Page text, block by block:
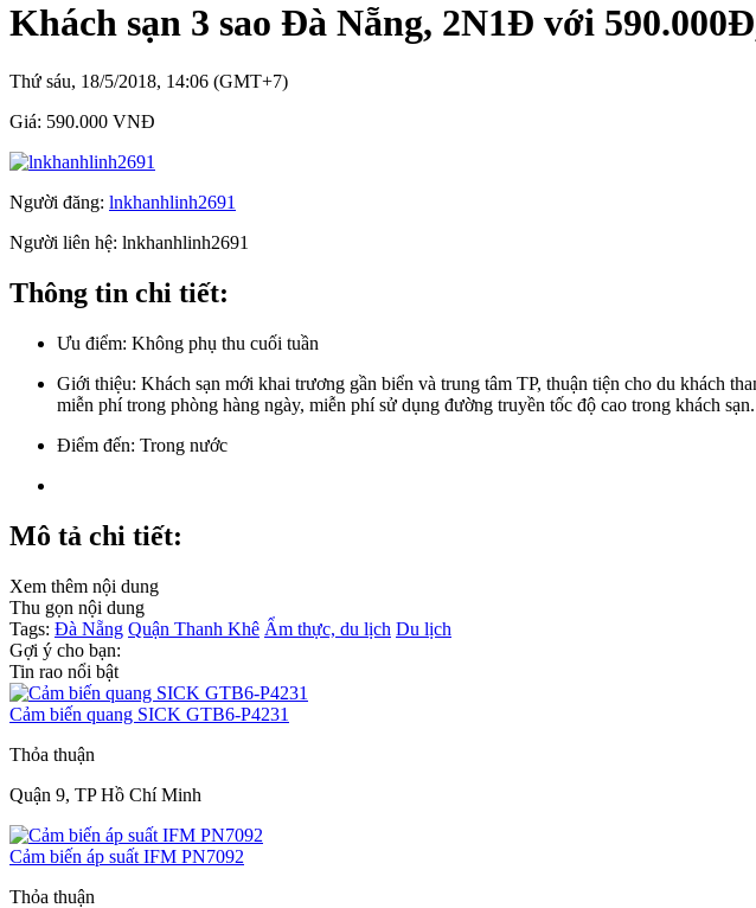
Khách sạn 3 sao Đà Nẵng, 2N1Đ với
Thứ sáu, 18/5/2018, 14:06 (GMT+7)
Giá: 590.000 VNĐ
Người đăng: lnkhanhlinh2691
Người liên hệ: lnkhanhlinh2691
Thông tin chi tiết:
Ưu điểm: Không phụ thu cuối tuần
Giới thiệu: Khách sạn mới khai trương gần biển và trung tâm TP, thuận tiện cho du khách
miễn phí trong phòng hàng ngày, miễn phí sử dụng đường truyền tốc độ cao trong khách
Điểm đến: Trong nước
Mô tả chi tiết:
Xem thêm nội dung
Thu gọn nội dung
Tags: Đà Nẵng Quận Thanh Khê Ẩm thực, du lịch Du lịch
Gợi ý cho bạn:
Tin rao nổi bật
Cảm biến quang SICK GTB6-P4231
Thỏa thuận
Quận 9, TP Hồ Chí Minh
Cảm biến áp suất IFM PN7092
Thỏa thuận